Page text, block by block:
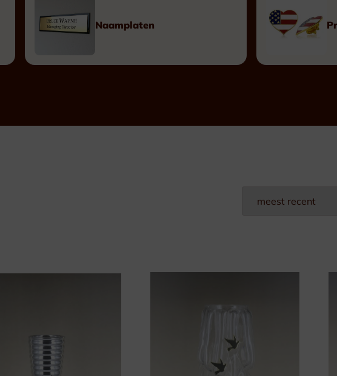
Naamplaten
Militaire
Naamplaten